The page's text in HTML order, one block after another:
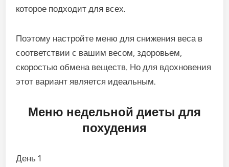
которое подходит для всех.
Поэтому настройте меню для снижения веса в
соответствии с вашим весом, здоровьем,
скоростью обмена веществ. Но для вдохновения
этот вариант является идеальным.
Меню недельной диеты для
похудения
День 1